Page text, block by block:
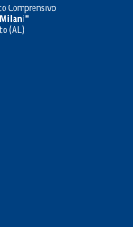
Comprensivo
(AL)